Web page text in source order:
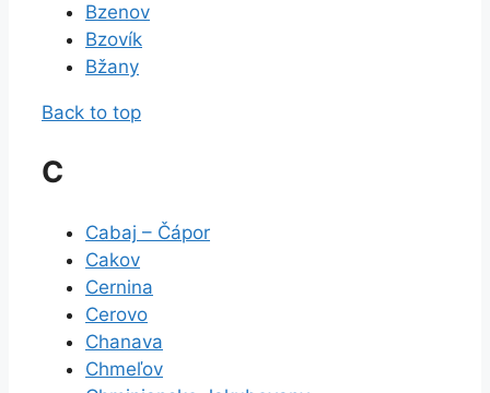
Bzenov
Bzovík
Bžany
Back to top
C
Cabaj – Čápor
Cakov
Cernina
Cerovo
Chanava
Chmeľov